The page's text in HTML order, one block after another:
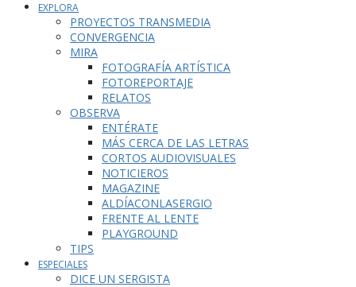
EXPLORA
PROYECTOS TRANSMEDIA
CONVERGENCIA
MIRA
FOTOGRAFÍA ARTÍSTICA
FOTOREPORTAJE
RELATOS
OBSERVA
ENTÉRATE
MÁS CERCA DE LAS LETRAS
CORTOS AUDIOVISUALES
NOTICIEROS
MAGAZINE
ALDÍACONLASERGIO
FRENTE AL LENTE
PLAYGROUND
TIPS
ESPECIALES
DICE UN SERGISTA